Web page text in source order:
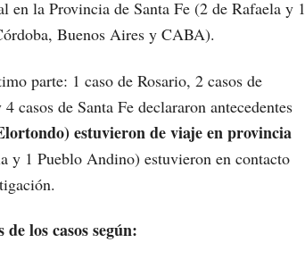
en la Provincia de Santa Fe (2 de Rafaela y 1
Buenos Aires y CABA).
parte: 1 caso de Rosario, 2 casos de
casos de Santa Fe declararon antecedentes
estuvieron de viaje en provincia
y 1 Pueblo Andino) estuvieron en contacto
los casos según: